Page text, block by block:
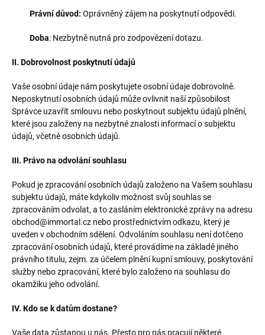
Právní důvod: Oprávněný zájem na poskytnutí odpovědi.
Doba: Nezbytně nutná pro zodpovězení dotazu.
II. Dobrovolnost poskytnutí údajů
Vaše osobní údaje nám poskytujete osobní údaje dobrovolně.
Neposkytnutí osobních údajů může ovlivnit naší způsobilost
Správce uzavřít smlouvu nebo poskytnout subjektu údajů plnění,
které jsou založeny na nezbytné znalosti informací o subjektu
údajů, včetně osobních údajů.
III. Právo na odvolání souhlasu
Pokud je zpracování osobních údajů založeno na Vašem souhlasu
subjektu údajů, máte kdykoliv možnost svůj souhlas se
zpracováním odvolat, a to zasláním elektronické zprávy na adresu
obchod@immortal.cz nebo prostřednictvím odkazu, který je
uveden v obchodním sdělení. Odvoláním souhlasu není dotčeno
zpracování osobních údajů, které provádíme na základě jiného
právního titulu, zejm. za účelem plnění kupní smlouvy, poskytování
služby nebo zpracování, které bylo založeno na souhlasu do
okamžiku jeho odvolání.
IV. Kdo se k datům dostane?
Vaše data zůstanou u nás. Přesto pro nás pracují některé